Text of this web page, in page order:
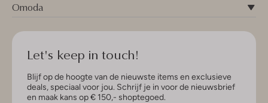
Omoda
Let's keep in touch!
Blijf op de hoogte van de nieuwste items en exclusieve
deals, speciaal voor jou. Schrijf je in voor de nieuwsbrief
en maak kans op € 150,- shoptegoed.